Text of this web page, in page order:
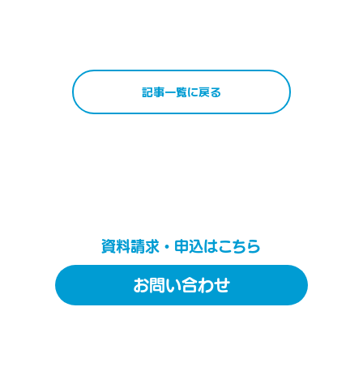
記事一覧に戻る
資料請求・申込はこちら
お問い合わせ